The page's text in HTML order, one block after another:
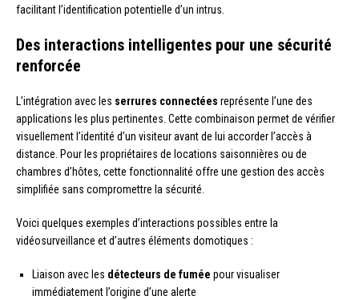
facilitant l’identification potentielle d’un intrus.
Des interactions intelligentes pour une sécurité
renforcée
L’intégration avec les serrures connectées représente l’une des
applications les plus pertinentes. Cette combinaison permet de vérifier
visuellement l’identité d’un visiteur avant de lui accorder l’accès à
distance. Pour les propriétaires de locations saisonnières ou de
chambres d’hôtes, cette fonctionnalité offre une gestion des accès
simplifiée sans compromettre la sécurité.
Voici quelques exemples d’interactions possibles entre la
vidéosurveillance et d’autres éléments domotiques :
Liaison avec les détecteurs de fumée pour visualiser
immédiatement l’origine d’une alerte